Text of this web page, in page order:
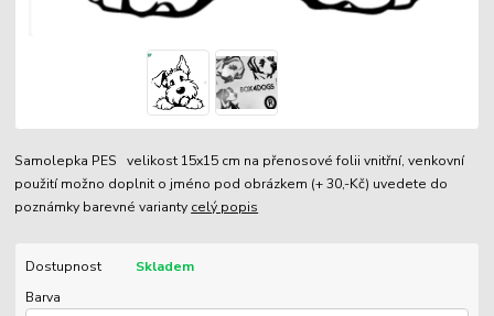
Samolepka PES velikost 15x15 cm na přenosové folii vnitřní, venkovní
použití možno doplnit o jméno pod obrázkem (+ 30,-Kč) uvedete do
poznámky barevné varianty celý popis
Dostupnost
Skladem
Barva